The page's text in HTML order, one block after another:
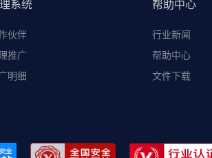
系统
伙伴
推广
明细
帮助中心
行业新闻
帮助中心
文件下载